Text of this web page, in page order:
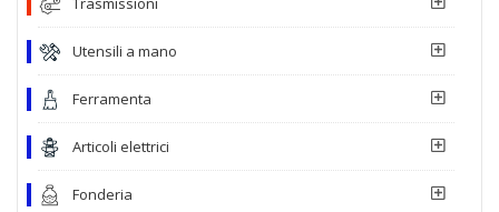
Utensili a mano
Ferramenta
Articoli elettrici
Fonderia